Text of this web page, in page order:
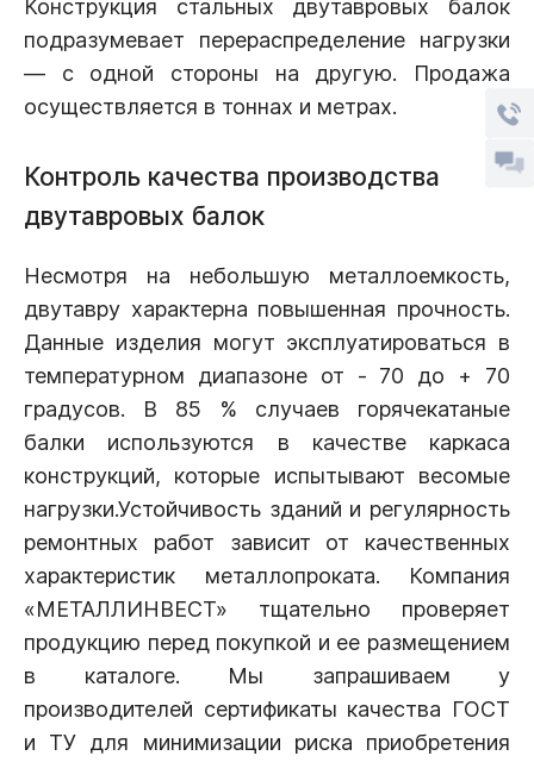
Конструкция стальных двутавровых балок
подразумевает перераспределение нагрузки
— с одной стороны на другую. Продажа
осуществляется в тоннах и метрах.
Контроль качества производства
двутавровых балок
Несмотря на небольшую металлоемкость,
двутавру характерна повышенная прочность.
Данные изделия могут эксплуатироваться в
температурном диапазоне от - 70 до + 70
градусов. В 85 % случаев горячекатаные
балки используются в качестве каркаса
конструкций, которые испытывают весомые
нагрузки.Устойчивость зданий и регулярность
ремонтных работ зависит от качественных
характеристик металлопроката. Компания
«МЕТАЛЛИНВЕСТ» тщательно проверяет
продукцию перед покупкой и ее размещением
в каталоге. Мы запрашиваем у
производителей сертификаты качества ГОСТ
и ТУ для минимизации риска приобретения